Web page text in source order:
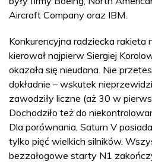
Aircraft Company oraz IBM.
Konkurencyjna radziecka rakieta
kierował najpierw Siergiej
okazała się nieudana. Nie
dokładnie – wskutek
zawodziły liczne (aż 30 w
Dochodziło też do
Dla porównania, Saturn V
tylko pięć wielkich silników.
bezzałogowe starty N1